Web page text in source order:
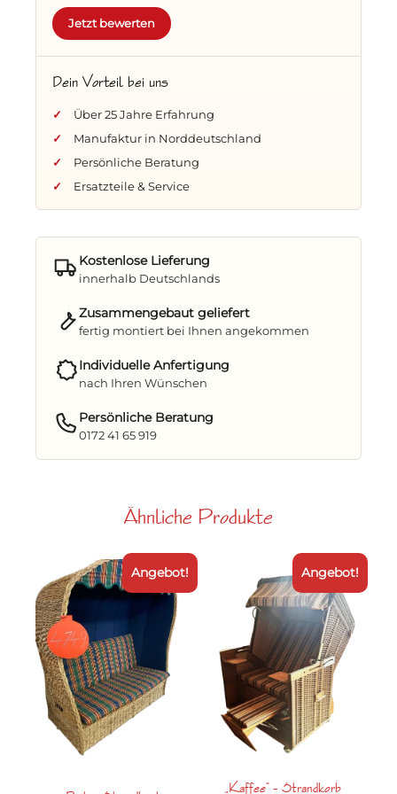
montierte Tisch bietet eine praktische
Abstellfläche für Ihre Auszeit im Garten.
Unser Versprechen: Qualität ohne
liefern Ihren neuenStrandkorb komplett
zusammengebautaus, damit Sie sofort
entspannen können. DieLieferung innerhalb
Deutschlands ist inklusive(ausgenommen
Inseln).
Jetzt bewerten
Dein Vorteil bei uns
Über 25 Jahre Erfahrung
Manufaktur in Norddeutschland
Persönliche Beratung
Ersatzteile & Service
Kostenlose Lieferung
innerhalb Deutschlands
Zusammengebaut geliefert
fertig montiert bei Ihnen angekommen
Individuelle Anfertigung
nach Ihren Wünschen
Persönliche Beratung
0172 41 65 919
Ähnliche Produkte
Angebot! Angebot!
„Kaffee“ – Strandkorb